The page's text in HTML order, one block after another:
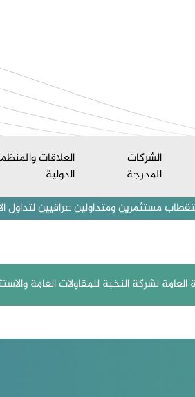
الشركات
المدرجة
العلاقات
الدولية
ومتداولين عراقيين لتداول الاسهم
لشركة النخبة للمقاولات العامة